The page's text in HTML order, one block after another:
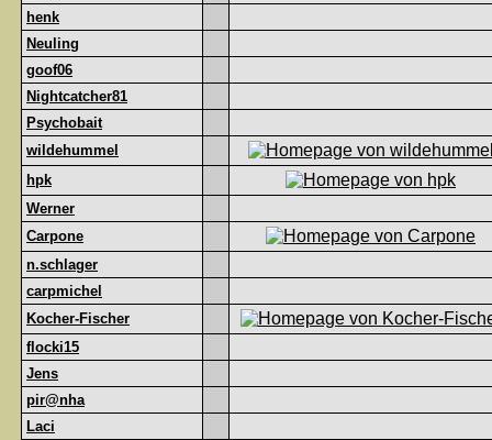
henk
Neuling
goof06
Nightcatcher81
Psychobait
wildehummel
hpk
Werner
Carpone
n.schlager
carpmichel
Kocher-Fischer
flocki15
Jens
pir@nha
Laci